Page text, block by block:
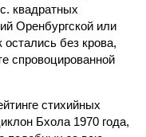
квадратных
Оренбургской или
без крова,
спровоцированной
стихийных
Бхола 1970 года,